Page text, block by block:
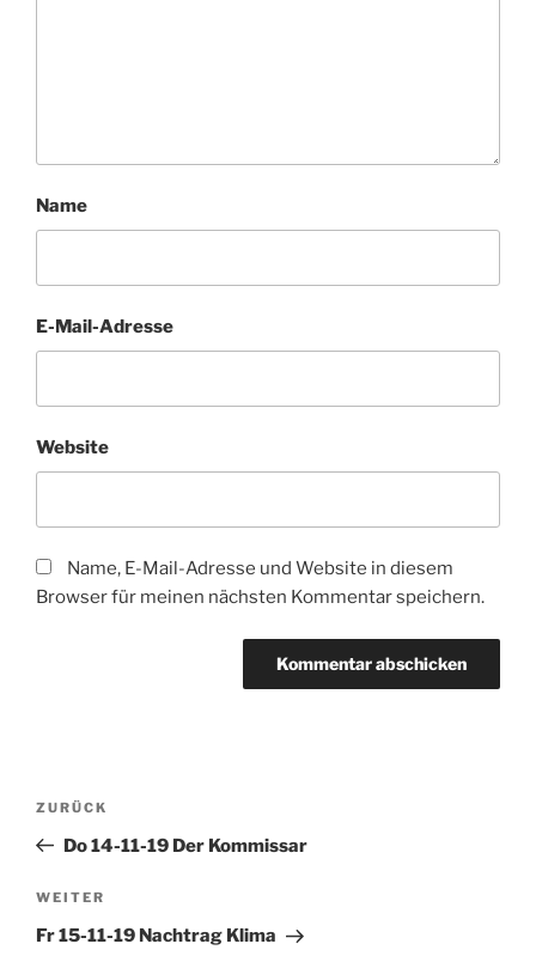
Name
E-Mail-Adresse
Website
Name, E-Mail-Adresse und Website in diesem
Browser für meinen nächsten Kommentar speichern.
Beitragsnavigation
Vorheriger
Beitrag
ZURÜCK
Do 14-11-19 Der Kommissar
Nächster
Beitrag
WEITER
Fr 15-11-19 Nachtrag Klima